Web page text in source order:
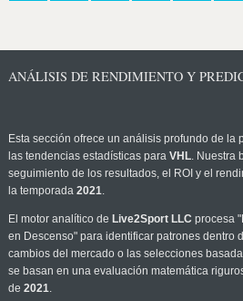
ANÁLISIS DE RENDIMIENTO Y
Esta sección ofrece un análisis profundo de la
las tendencias estadísticas para VHL. Nuestra
seguimiento de los resultados, el ROI y el
la temporada 2021.
El motor analítico de Live2Sport LLC procesa
en Descenso" para identificar patrones dentro
cambios del mercado o las selecciones
se basan en una evaluación matemática
de 2021.